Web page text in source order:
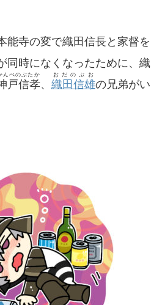
能寺の変で織田信長と家督を
同時になくなったために、織
戸信孝
んべのぶたか
、 織田信雄
おだのぶお
の兄弟がい